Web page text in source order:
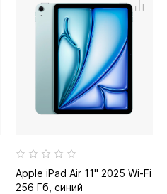
Apple iPad Air 11" 2025 Wi-Fi
256 Гб, синий